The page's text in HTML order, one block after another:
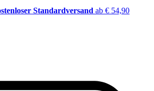
Standardversand ab € 54,90